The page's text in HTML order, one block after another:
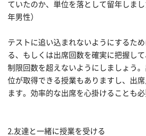
ていたのか、単位を落として留年しま
年男性）
テストに追い込まれないようにするた
る、もしくは出席回数を確実に把握し
制限回数を超えないようにしましょう
位が取得できる授業もありますし、出
ます。効率的な出席を心掛けることも必
2.友達と一緒に授業を受ける